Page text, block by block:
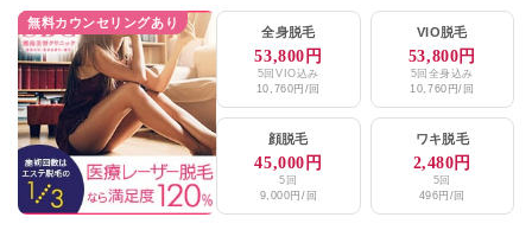
無料カウンセリングあり
全身脱毛
53,800円
5回VIO込み
10,760円/回
VIO脱毛
53,800円
5回全身込み
10,760円/回
顔脱毛
45,000円
5回
9,000円/回
ワキ脱毛
2,480円
5回
496円/回